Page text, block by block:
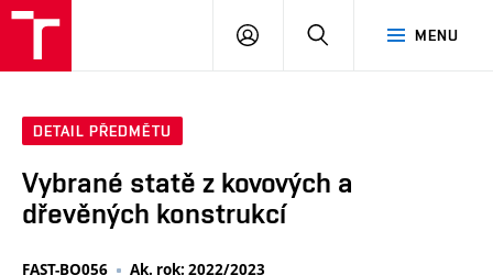
MENU
PŘIHLÁSIT
DETAIL PŘEDMĚTU
Vybrané statě z kovových a
dřevěných konstrukcí
FAST-BO056 Ak. rok: 2022/2023